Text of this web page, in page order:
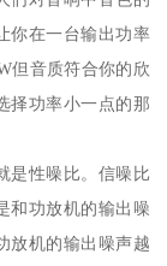
你在一台输出功率
但音质符合你的欣
择功率小一点的那
是性噪比。信噪比
和功放机的输出噪
放机的输出噪声越